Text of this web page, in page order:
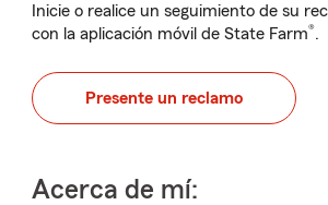
Inicie o realice un seguimiento de su
con la aplicación móvil de State Farm®.
Presente un reclamo
Acerca de mí: